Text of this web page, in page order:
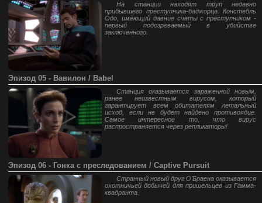
На станции находят труп недавно
прибывшего преступника-баджорца. Констебль
Одо, имеющий давние счёты с преступником -
первый подозреваемый в убийстве
заключенного.
Эпизод 05 - Вавилон / Babel
Станция оказывается зараженной новым,
ранее неизвестным вирусом, который
гарантирует всем обитателям летальный
исход, если не будет найдено противоядие.
Самое интересное то, что вирус
распространяется через репликаторы!
Эпизод 06 - Гонка с преследованием / Captive Pursuit
Странный новый друг О'Браена оказывается
охотничьей добычей для пришельцев из Гамма-
квадранта.